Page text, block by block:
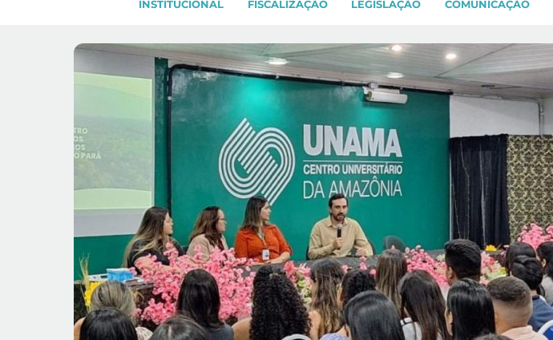
INSTITUCIONAL FISCALIZAÇÃO LEGISLAÇÃO COMUNICAÇÃO